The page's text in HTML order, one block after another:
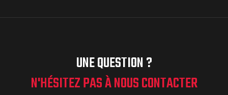
UNE QUESTION ?
N'HÉSITEZ PAS À NOUS CONTACTER